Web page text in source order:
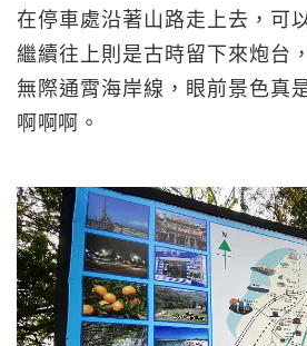
在停車處沿著山路走上去，可
繼續往上則是古時留下來炮台
無際通霄海岸線，眼前景色真
啊啊啊。